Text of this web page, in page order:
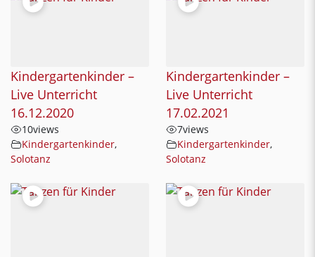
Kindergartenkinder –
Live Unterricht
16.12.2020
10views
Kindergartenkinder,
Solotanz
Kindergartenkinder –
Live Unterricht
17.02.2021
7views
Kindergartenkinder,
Solotanz